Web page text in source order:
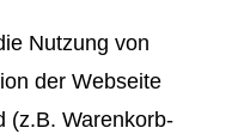
Nutzung von
der Webseite
(z.B. Warenkorb-